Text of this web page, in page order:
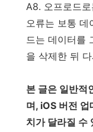
A8. 오프로드
오류는 보통 데
드는 데이터를
을 삭제한 뒤
본 글은 일반적
며, iOS 버전
치가 달라질 수